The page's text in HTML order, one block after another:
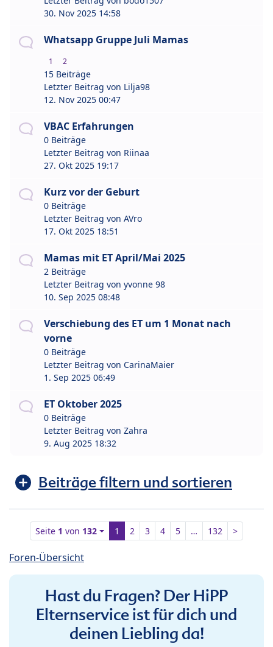
30. Nov 2025 14:58
Whatsapp Gruppe Juli Mamas
1 2
15 Beiträge
Letzter Beitrag von Lilja98
12. Nov 2025 00:47
VBAC Erfahrungen
0 Beiträge
Letzter Beitrag von Riinaa
27. Okt 2025 19:17
Kurz vor der Geburt
0 Beiträge
Letzter Beitrag von AVro
17. Okt 2025 18:51
Mamas mit ET April/Mai 2025
2 Beiträge
Letzter Beitrag von yvonne 98
10. Sep 2025 08:48
Verschiebung des ET um 1 Monat nach
vorne
0 Beiträge
Letzter Beitrag von CarinaMaier
1. Sep 2025 06:49
ET Oktober 2025
0 Beiträge
Letzter Beitrag von Zahra
9. Aug 2025 18:32
Beiträge filtern und sortieren
Seite 1 von 132 1 2 3 4 5 … 132 >
Foren-Übersicht
Hast du Fragen? Der HiPP
Elternservice ist für dich und
deinen Liebling da!